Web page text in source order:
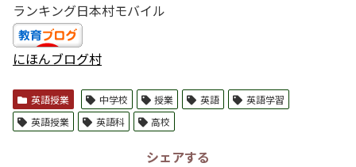
ランキング日本村モバイル
にほんブログ村
英語授業 中学校 授業 英語
英語学習
英語授業
英語科 高校
シェアする